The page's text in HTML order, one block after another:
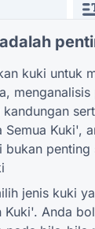
Projek untuk
Pembekal
Pelanggan
SYARIKAT
kuki untuk
Semua Kuki',
bukan
jenis kuki
Kuki'. Anda